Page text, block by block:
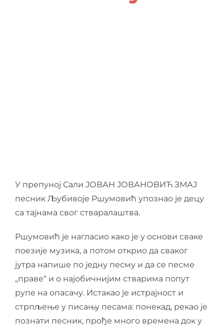
У препуној Сали ЈОВАН ЈОВАНОВИЋ ЗМАЈ
песник Љубивоје Ршумовић упознао је децу
са тајнама свог стваралаштва.
Ршумовић је нагласио како је у основи сваке
поезије музика, а потом открио да сваког
јутра напише по једну песму и да се песме
„праве“ и о најобичнијим стварима попут
рупе на опасачу.Истакао је истрајност и
стрпљење у писању песама: понекад, рекао је
познати песник, прође много времена док у